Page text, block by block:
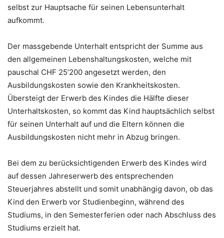
selbst zur Hauptsache für seinen Lebensunterhalt
aufkommt.
Der massgebende Unterhalt entspricht der Summe aus
den allgemeinen Lebenshaltungskosten, welche mit
pauschal CHF 25’200 angesetzt werden, den
Ausbildungskosten sowie den Krankheitskosten.
Übersteigt der Erwerb des Kindes die Hälfte dieser
Unterhaltskosten, so kommt das Kind hauptsächlich selbst
für seinen Unterhalt auf und die Eltern können die
Ausbildungskosten nicht mehr in Abzug bringen.
Bei dem zu berücksichtigenden Erwerb des Kindes wird
auf dessen Jahreserwerb des entsprechenden
Steuerjahres abstellt und somit unabhängig davon, ob das
Kind den Erwerb vor Studienbeginn, während des
Studiums, in den Semesterferien oder nach Abschluss des
Studiums erzielt hat.